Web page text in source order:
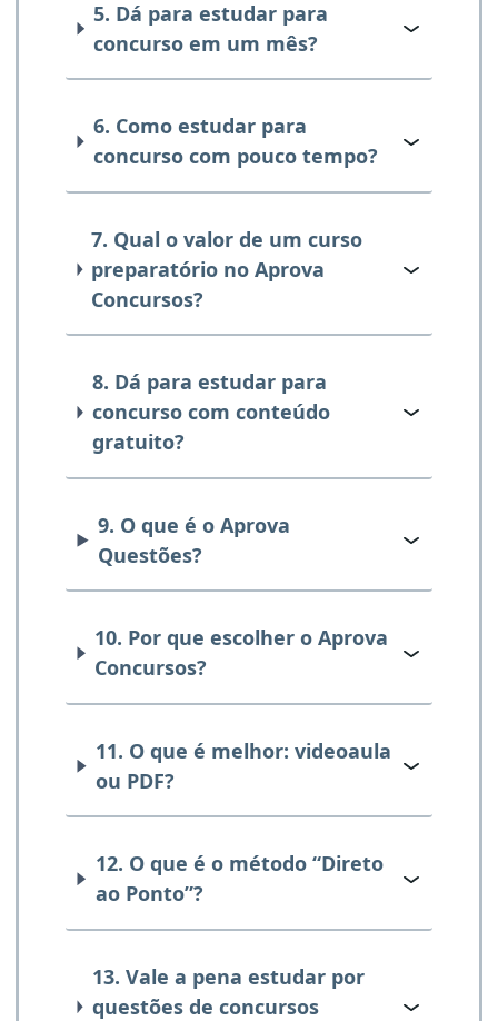
5. Dá para estudar para
concurso em um mês?
6. Como estudar para
concurso com pouco tempo?
7. Qual o valor de um curso
preparatório no Aprova
Concursos?
8. Dá para estudar para
concurso com conteúdo
gratuito?
9. O que é o Aprova
Questões?
10. Por que escolher o Aprova
Concursos?
11. O que é melhor: videoaula
ou PDF?
12. O que é o método “Direto
ao Ponto”?
13. Vale a pena estudar por
questões de concursos